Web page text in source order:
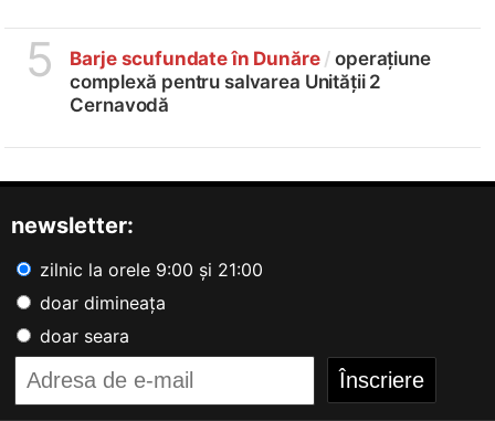
5 Barje scufundate în Dunăre / operațiune
complexă pentru salvarea Unității 2
Cernavodă
newsletter:
zilnic la orele 9:00 și 21:00
doar dimineața
doar seara